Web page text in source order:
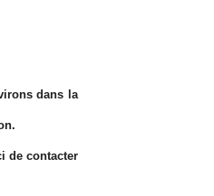
dans la
de contacter